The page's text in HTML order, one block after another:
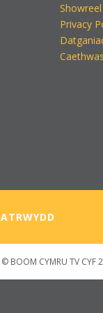
Showreel
Privacy
© BOOM CYMRU TV CYF